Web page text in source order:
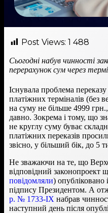
Post Views: 1 488
Сьогодні набув чинності
перерахунок сум через
Існувала проблема
платіжних терміналів (без
на суму не більше 4999
давно. Зокрема і тому, що
не круглу суму буває
платіжних переказів
звісно, у більший бік, до 5
Не зважаючи на те, що
відповідний законопроект
повідомляли)
підпису Президентом. А
р. № 1733-ІХ набрав
наступний день після